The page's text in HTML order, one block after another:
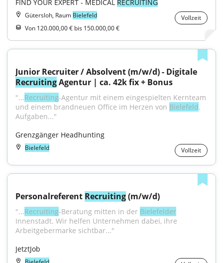
FIND YOUR EXPERT - MEDICAL RECRUITING
Gütersloh, Raum Bielefeld
Vollzeit
Von 120.000,00 € bis 150.000,00 €
Recruiting Agentur | ca. 42k fix + Bonus
"...Recruiting-Agentur mit einem eingespielten Kernteam
und einem brandneuen Office im Herzen von Bielefeld.
Aufgaben..."
Grenzgänger Headhunting
Bielefeld Vollzeit
Personalreferent Recruiting (m/w/d)
"...Recruiting-Beratung mitten in der Bielefelder
Innenstadt. Wir helfen Unternehmen dabei, ihre
Arbeitgebermarke sichtbar..."
JetztJob